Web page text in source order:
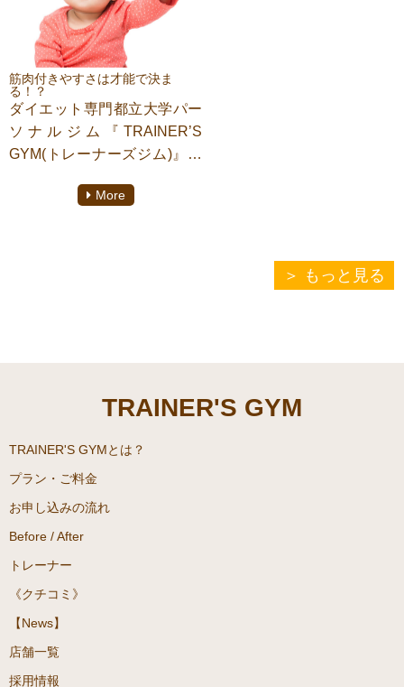
この２つはどちらも「ボリュ
ーム重視のトレーニング法」
です！
今のトレーニングがマンネリ
化している方や、さらに筋肉
を増やしていくために効果的
ぜひ最後までご覧ください！
筋肉付きやすさは才能で決ま
る！？
ダイエット専門都立大学パー
ソナルジム『TRAINER’S
GYM(トレーナーズジム)』に
しております【泉妻颯】がご
「逆に少し食べただけでも太
験があるのではないでしょう
か？
実は、筋肉、体脂肪の付きや
で、大きく４つのタイプに分
類されます。
自分のタイプにあった、食事
法、トレーニング法を実践す
More
もっと見る
TRAINER'S GYM
TRAINER'S GYMとは？
プラン・ご料金
お申し込みの流れ
Before / After
トレーナー
《クチコミ》
【News】
店舗一覧
採用情報